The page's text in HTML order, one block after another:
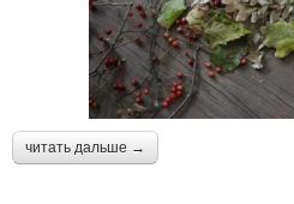
читать дальше →